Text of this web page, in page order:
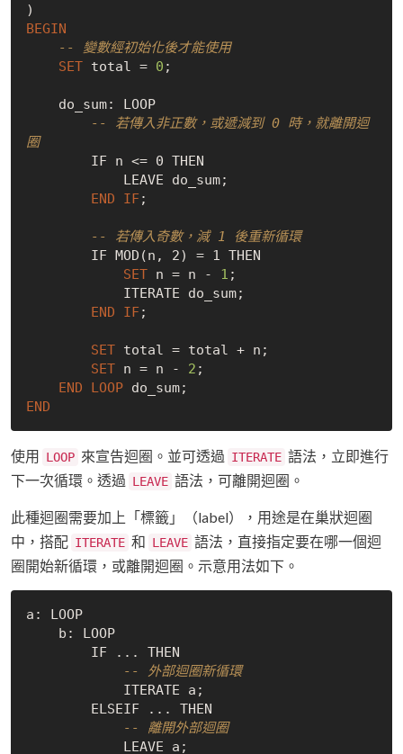
BEGIN
-- 變數經初始化後才能使用
SET total = 0 ;
-- 若傳入非正數，或遞減到 0 時，就離開迴
圈
END
IF ;
-- 若傳入奇數，減 1 後重新循環
SET n = n - 1 ;
END
IF ;
SET total = total + n;
SET n = n - 2 ;
END
LOOP
END
使用 LOOP 來宣告迴圈。並可透過 ITERATE 語法，立即進行
下一次循環。透過 LEAVE 語法，可離開迴圈。
此種迴圈需要加上「標籤」（label），用途是在巢狀迴圈
中，搭配 ITERATE 和 LEAVE 語法，直接指定要在哪一個迴
圈開始新循環，或離開迴圈。示意用法如下。
a: LOOP
-- 外部迴圈新循環
-- 離開外部迴圈